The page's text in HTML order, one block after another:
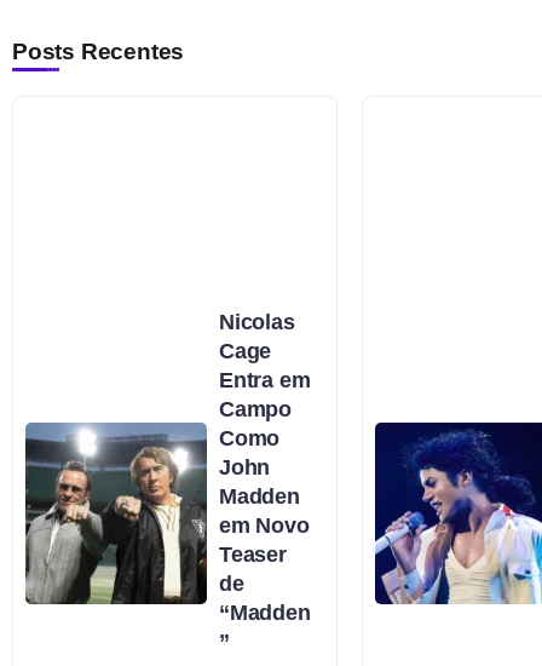
Posts Recentes
Nicolas
Cage
Entra em
Campo
Como
John
Madden
em Novo
Teaser
de
“Madden
”